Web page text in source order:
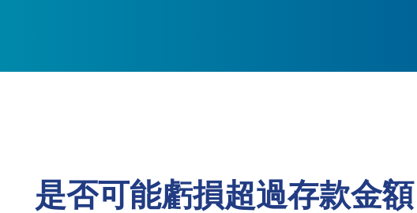
是否可能虧損超過存款金